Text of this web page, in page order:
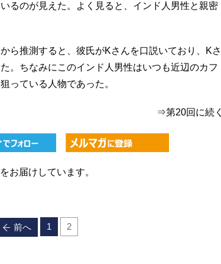
るのが見えた。よく見ると、インド人男性と親密
ら推測すると、彼氏がKさんを口説いており、Kさ
。ちなみにこのインド人男性はいつも近辺のカフ
っている人物であった。
⇒第20回に続く
お届けしています。
前へ 1 2